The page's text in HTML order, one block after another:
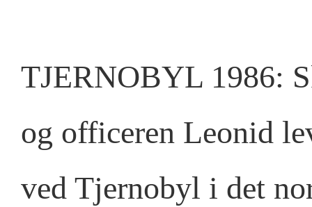
TJERNOBYL 1986:
og officeren Leonid
ved Tjernobyl i det